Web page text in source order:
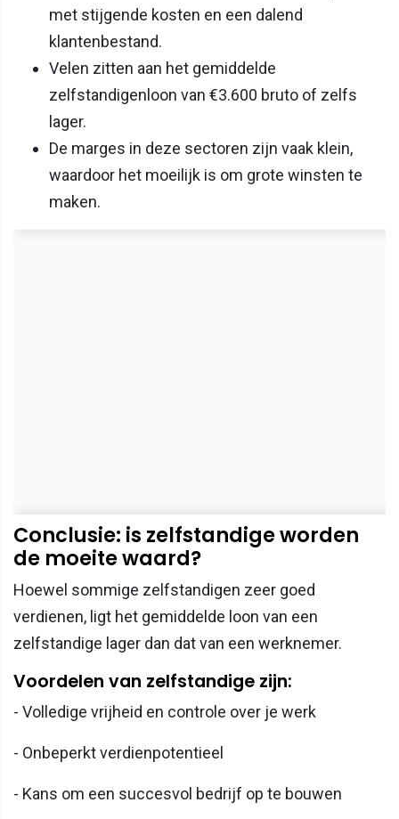
met stijgende kosten en een dalend
klantenbestand.
Velen zitten aan het gemiddelde
zelfstandigenloon van €3.600 bruto of zelfs
lager.
De marges in deze sectoren zijn vaak klein,
waardoor het moeilijk is om grote winsten te
maken.
Conclusie: is zelfstandige worden
de moeite waard?
Hoewel sommige zelfstandigen zeer goed
verdienen, ligt het gemiddelde loon van een
zelfstandige lager dan dat van een werknemer.
Voordelen van zelfstandige zijn:
- Volledige vrijheid en controle over je werk
- Onbeperkt verdienpotentieel
- Kans om een succesvol bedrijf op te bouwen